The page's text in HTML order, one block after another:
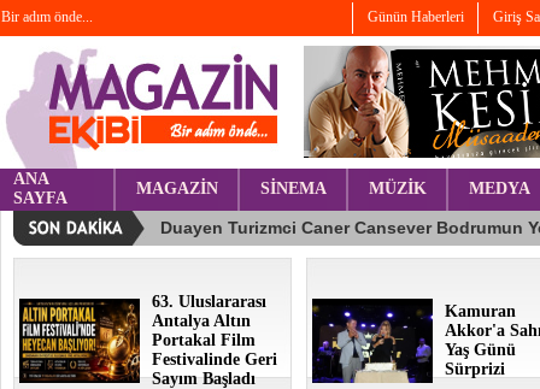
Bir adım önde... Günün Haberleri Giriş
ANA
SAYFA
MAGAZİN SİNEMA MÜZİK MEDYA
63. Uluslararası
Antalya Altın
Portakal Film
Festivalinde Geri
Sayım Başladı
Kamuran
Akkor'a
Yaş Günü
Sürprizi